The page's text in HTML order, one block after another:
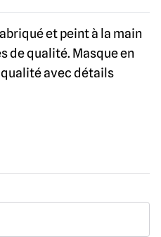
et peint à la main
de qualité. Masque en
avec détails